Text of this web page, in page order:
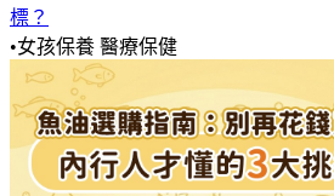
標？
•女孩保養 醫療保健